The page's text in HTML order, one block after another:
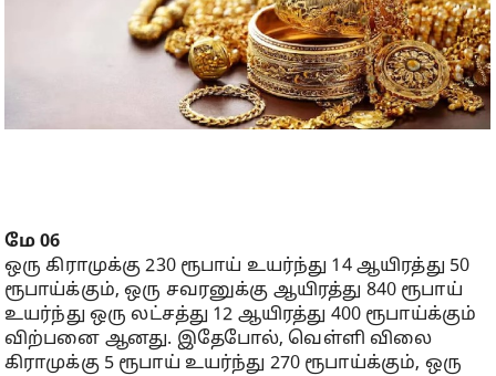
மே 06
ஒரு கிராமுக்கு 230 ரூபாய் உயர்ந்து 14 ஆயிரத்து 50
ரூபாய்க்கும், ஒரு சவரனுக்கு ஆயிரத்து 840 ரூபாய்
உயர்ந்து ஒரு லட்சத்து 12 ஆயிரத்து 400 ரூபாய்க்கும்
விற்பனை ஆனது. இதேபோல், வெள்ளி விலை
கிராமுக்கு 5 ரூபாய் உயர்ந்து 270 ரூபாய்க்கும், ஒரு